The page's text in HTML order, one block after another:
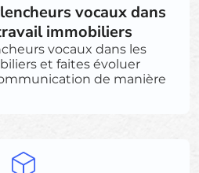
vocaux dans
immobiliers
vocaux dans les
et faites évoluer
de manière